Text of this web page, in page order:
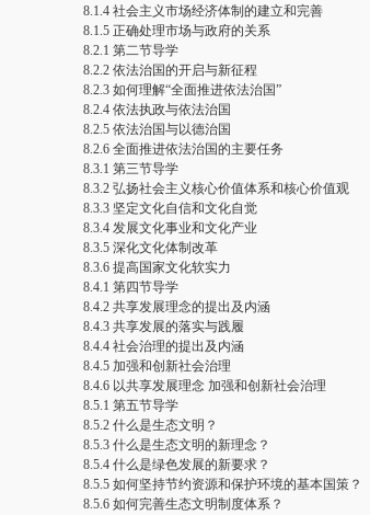
8.1.4 社会主义市场经济体制的建立和完善
8.1.5 正确处理市场与政府的关系
8.2.1 第二节导学
8.2.2 依法治国的开启与新征程
8.2.3 如何理解“全面推进依法治国”
8.2.4 依法执政与依法治国
8.2.5 依法治国与以德治国
8.2.6 全面推进依法治国的主要任务
8.3.1 第三节导学
8.3.2 弘扬社会主义核心价值体系和核心价值观
8.3.3 坚定文化自信和文化自觉
8.3.4 发展文化事业和文化产业
8.3.5 深化文化体制改革
8.3.6 提高国家文化软实力
8.4.1 第四节导学
8.4.2 共享发展理念的提出及内涵
8.4.3 共享发展的落实与践履
8.4.4 社会治理的提出及内涵
8.4.5 加强和创新社会治理
8.4.6 以共享发展理念 加强和创新社会治理
8.5.1 第五节导学
8.5.2 什么是生态文明？
8.5.3 什么是生态文明的新理念？
8.5.4 什么是绿色发展的新要求？
8.5.5 如何坚持节约资源和保护环境的基本国策？
8.5.6 如何完善生态文明制度体系？